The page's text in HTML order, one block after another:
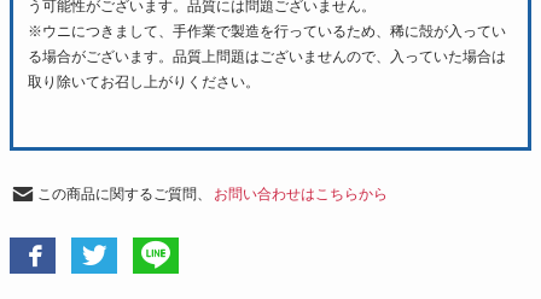
う可能性がございます。品質には問題ございません。
※ウニにつきまして、手作業で製造を行っているため、稀に殻が入ってい
る場合がございます。品質上問題はございませんので、入っていた場合は
取り除いてお召し上がりください。
この商品に関するご質問、 お問い合わせはこちらから